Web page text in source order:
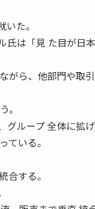
た。
は「見 た目が日
がら、他部門や取
。
ループ 全体に拡
ている。
合する。